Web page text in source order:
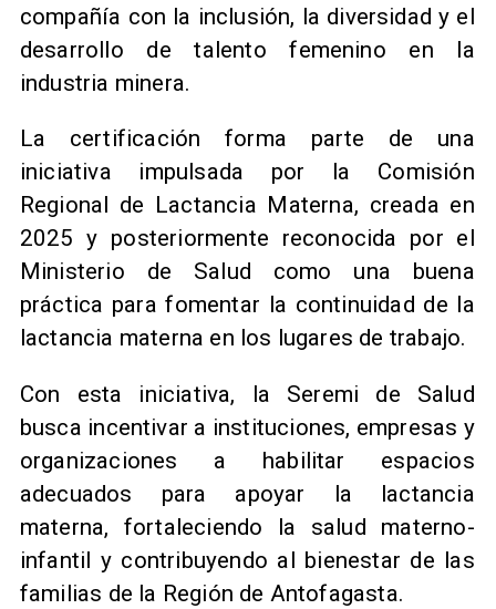
compañía con la inclusión, la diversidad y el
desarrollo de talento femenino en la
industria minera.
La certificación forma parte de una
iniciativa impulsada por la Comisión
Regional de Lactancia Materna, creada en
2025 y posteriormente reconocida por el
Ministerio de Salud como una buena
práctica para fomentar la continuidad de la
lactancia materna en los lugares de trabajo.
Con esta iniciativa, la Seremi de Salud
busca incentivar a instituciones, empresas y
organizaciones a habilitar espacios
adecuados para apoyar la lactancia
materna, fortaleciendo la salud materno-
infantil y contribuyendo al bienestar de las
familias de la Región de Antofagasta.